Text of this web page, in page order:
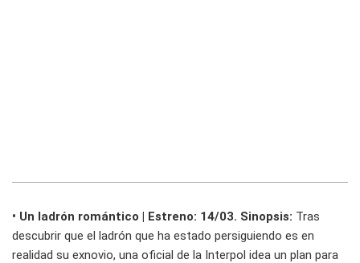
• Un ladrón romántico | Estreno: 14/03. Sinopsis: Tras
descubrir que el ladrón que ha estado persiguiendo es en
realidad su exnovio, una oficial de la Interpol idea un plan para